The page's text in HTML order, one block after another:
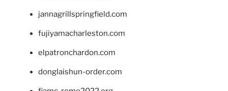
jannagrillspringfield.com
fujiyamacharleston.com
elpatronchardon.com
donglaishun-order.com